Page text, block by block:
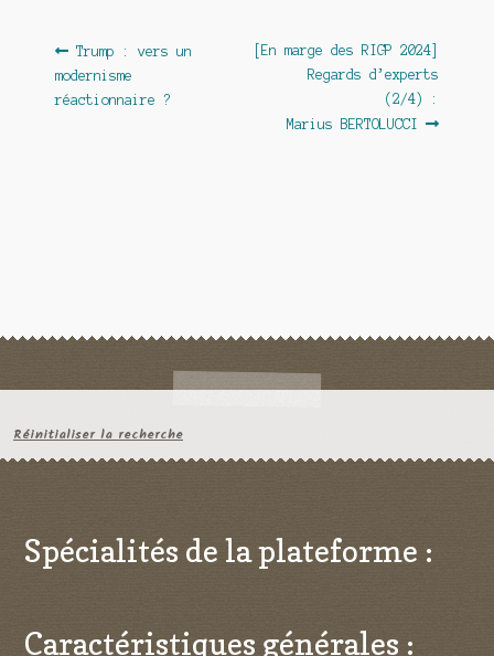
Navigation
de
Article
précédent :
Trump : vers un
modernisme
réactionnaire ?
Article
suivant :
[En marge des RIGP 2024]
Regards d’experts
(2/4) :
Marius BERTOLUCCI
Réinitialiser la recherche
Spécialités de la plateforme :
Caractéristiques générales :